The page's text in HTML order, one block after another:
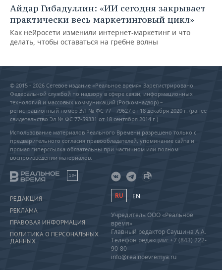
Айдар Гибадуллин: «ИИ сегодня закрывает
практически весь маркетинговый цикл»
Как нейросети изменили интернет-маркетинг и что
делать, чтобы оставаться на гребне волны
© 2015 - 2026 Сетевое издание «Реальное время» Зарегистрировано
Федеральной службой по надзору в сфере связи, информационных
технологий и массовых коммуникаций (Роскомнадзор) –
регистрационный номер ЭЛ № ФС 77 - 79627 от 18 декабря 2020 г. (ранее
свидетельство Эл № ФС 77-59331 от 18 сентября 2014 г.)
Использование материалов Реального Времени разрешено только с
предварительного согласия правообладателей, упоминание сайта и
прямая гиперссылка обязательны при частичном или полном
воспроизведении материалов.
18+
РЕДАКЦИЯ
РЕКЛАМА
ПРАВОВАЯ ИНФОРМАЦИЯ
ПОЛИТИКА О ПЕРСОНАЛЬНЫХ
ДАННЫХ
RU EN
Учредитель ООО «Реальное
время»
Главный редактор Саушина А.А.
Телефон редакции: +7 (843) 222-
90-80
info@realnoevremya.ru